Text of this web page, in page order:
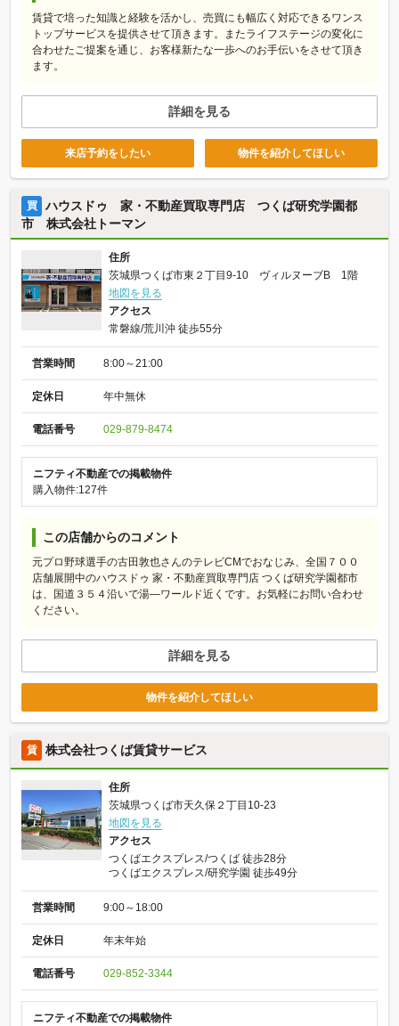
賃貸で培った知識と経験を活かし、売買にも幅広く対応できるワンス
トップサービスを提供させて頂きます。またライフステージの変化に
合わせたご提案を通じ、お客様新たな一歩へのお手伝いをさせて頂き
ます。
詳細を見る
来店予約をしたい 物件を紹介してほしい
買
ハウスドゥ 家・不動産買取専門店 つくば研究学園都
市 株式会社トーマン
住所
茨城県つくば市東２丁目9-10 ヴィルヌーブB 1階
地図を見る
アクセス
常磐線/荒川沖 徒歩55分
営業時間 8:00～21:00
定休日 年中無休
電話番号 029-879-8474
ニフティ不動産での掲載物件
購入物件:127件
この店舗からのコメント
元プロ野球選手の古田敦也さんのテレビCMでおなじみ、全国７００
店舗展開中のハウスドゥ 家・不動産買取専門店 つくば研究学園都市
は、国道３５４沿いで湯―ワールド近くです。お気軽にお問い合わせ
ください。
詳細を見る
物件を紹介してほしい
賃 株式会社つくば賃貸サービス
住所
茨城県つくば市天久保２丁目10-23
地図を見る
アクセス
つくばエクスプレス/つくば 徒歩28分
つくばエクスプレス/研究学園 徒歩49分
営業時間 9:00～18:00
定休日 年末年始
電話番号 029-852-3344
ニフティ不動産での掲載物件